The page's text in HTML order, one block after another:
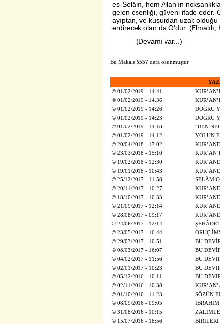
es-Selâm, hem Allah’ın
gelen esenliği, güveni ifade eder.
ayıptan, ve kusurdan uzak
erdirecek olan da O’dur.
(Devamı var...)
Bu Makale 5557defa okunmuştur
© 01/02/2019 - 14:41
© 01/02/2019 - 14:36
© 01/02/2019 - 14:26
DOĞRU
© 01/02/2019 - 14:23
DOĞRU
© 01/02/2019 - 14:18
“BEN
© 01/02/2019 - 14:12
YOLUN
© 20/04/2018 - 17:02
© 23/03/2018 - 15:10
© 19/02/2018 - 12:30
© 19/01/2018 - 10:43
© 25/12/2017 - 11:58
SELÂM
© 20/11/2017 - 10:27
© 18/10/2017 - 10:33
© 21/09/2017 - 12:14
© 28/08/2017 - 09:17
© 24/06/2017 - 12:14
© 23/05/2017 - 16:44
ORUÇ
© 29/03/2017 - 10:51
BU
© 08/03/2017 - 16:07
BU
© 04/02/2017 - 11:56
BU
© 02/01/2017 - 10:23
BU
© 05/12/2016 - 10:11
BU
© 02/11/2016 - 10:38
© 01/10/2016 - 11:23
SÖZÜN
© 08/09/2016 - 09:05
© 31/08/2016 - 10:15
© 15/07/2016 - 18:56
BİRİLERİ